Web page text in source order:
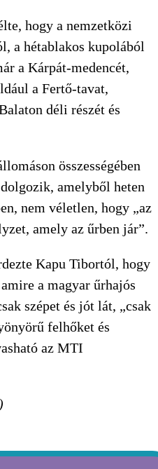
hogy a nemzetközi
a hétablakos kupolából
a Kárpát-medencét,
a Fertő-tavat,
déli részét és
összességében
amelyből heten
nem véletlen, hogy „az
amely az űrben jár”.
Kapu Tibortól, hogy
a magyar űrhajós
szépet és jót lát, „csak
felhőket és
az MTI